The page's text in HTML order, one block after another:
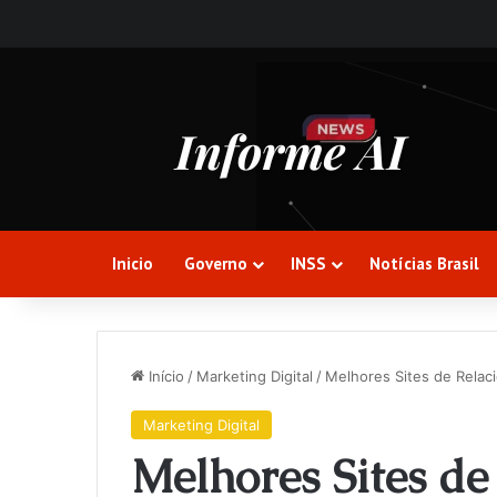
Inicio Governo INSS Notícias Brasil
Início / Marketing Digital / Melhores Sites de
Marketing Digital
Melhores Sites